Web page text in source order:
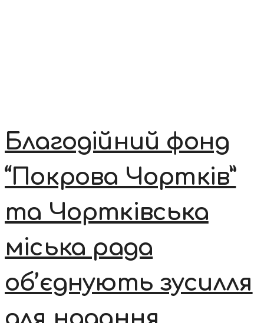
Благодійний фонд
“Покрова Чортків”
та Чортківська
міська рада
об’єднують зусилля